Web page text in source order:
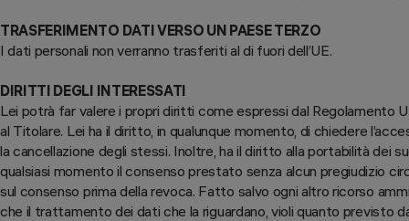
TRASFERIMENTO DATI VERSO UN PAESE TERZO
I dati personali non verranno trasferiti al di fuori dell’UE.
DIRITTI DEGLI INTERESSATI
Lei potrà far valere i propri diritti come espressi dal Regolamento
al Titolare. Lei ha il diritto, in qualunque momento, di chiedere
la cancellazione degli stessi. Inoltre, ha il diritto alla portabilità dei
qualsiasi momento il consenso prestato senza alcun pregiudizio
sul consenso prima della revoca. Fatto salvo ogni altro ricorso
che il trattamento dei dati che la riguardano, violi quanto previsto